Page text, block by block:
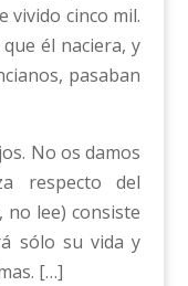
vivido cinco mil.
él naciera, y
pasaban
No os damos
respecto del
lee) consiste
sólo su vida y
[…]